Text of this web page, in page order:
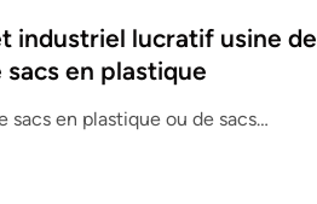
industriel lucratif usine de
en plastique
sacs en plastique ou de sacs…